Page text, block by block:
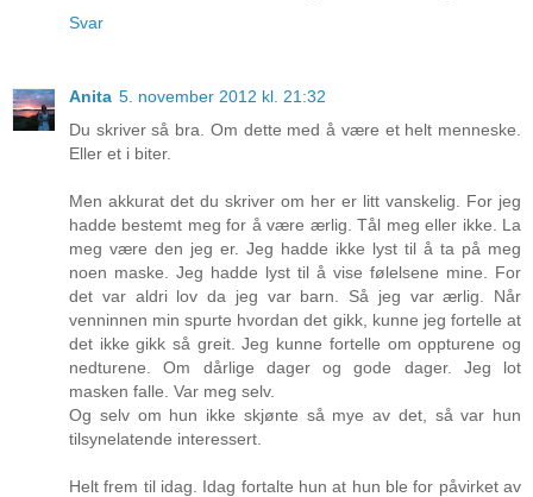
Svar
Anita 5. november 2012 kl. 21:32
Du skriver så bra. Om dette med å være et helt menneske.
Eller et i biter.
Men akkurat det du skriver om her er litt vanskelig. For jeg
hadde bestemt meg for å være ærlig. Tål meg eller ikke. La
meg være den jeg er. Jeg hadde ikke lyst til å ta på meg
noen maske. Jeg hadde lyst til å vise følelsene mine. For
det var aldri lov da jeg var barn. Så jeg var ærlig. Når
venninnen min spurte hvordan det gikk, kunne jeg fortelle at
det ikke gikk så greit. Jeg kunne fortelle om oppturene og
nedturene. Om dårlige dager og gode dager. Jeg lot
masken falle. Var meg selv.
Og selv om hun ikke skjønte så mye av det, så var hun
tilsynelatende interessert.
Helt frem til idag. Idag fortalte hun at hun ble for påvirket av